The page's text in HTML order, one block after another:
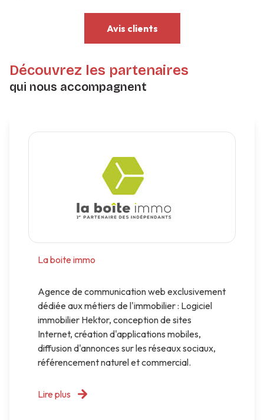
Avis clients
Découvrez les partenaires
qui nous accompagnent
La boite immo
Agence de communication web exclusivement
dédiée aux métiers de l'immobilier : Logiciel
immobilier Hektor, conception de sites
Internet, création d'applications mobiles,
diffusion d'annonces sur les réseaux sociaux,
référencement naturel et commercial.
Lire plus